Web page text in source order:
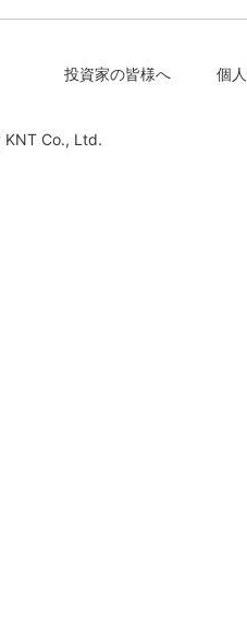
投資家の皆様へ 個
KNT Co., Ltd.